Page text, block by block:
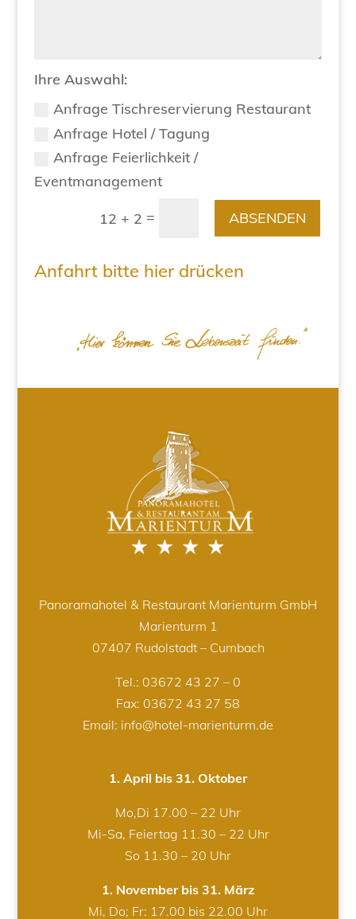
Ihre Auswahl:
Anfrage Tischreservierung Restaurant
Anfrage Hotel / Tagung
Anfrage Feierlichkeit /
Eventmanagement
12 + 2 = ABSENDEN
Anfahrt bitte hier drücken
Panoramahotel & Restaurant Marienturm GmbH
Marienturm 1
07407 Rudolstadt – Cumbach
Tel.: 03672 43 27 – 0
Fax: 03672 43 27 58
Email: info@hotel-marienturm.de
1. April bis 31. Oktober
Mo,Di 17.00 – 22 Uhr
Mi-Sa, Feiertag 11.30 – 22 Uhr
So 11.30 – 20 Uhr
1. November bis 31. März
Mi, Do; Fr: 17.00 bis 22.00 Uhr